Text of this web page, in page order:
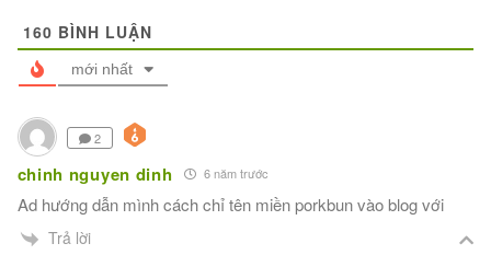
160 BÌNH LUẬN
mới nhất
2
chinh nguyen dinh 6 năm trước
Ad hướng dẫn mình cách chỉ tên miền porkbun vào blog với
Trả lời